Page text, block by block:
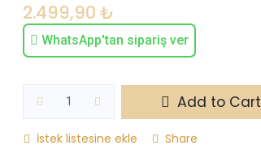
2.499,90 ₺
WhatsApp'tan sipariş ver
Add to Cart
İstek listesine ekle Share